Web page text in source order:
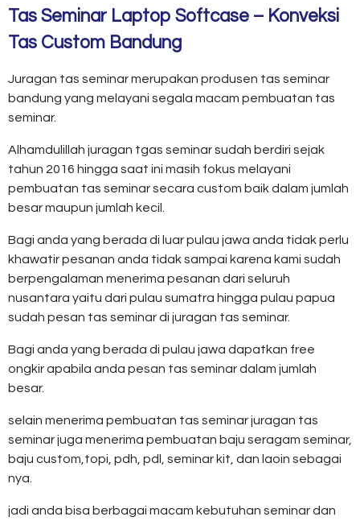
Tas Seminar Laptop Softcase – Konveksi
Tas Custom Bandung
Juragan tas seminar merupakan produsen tas seminar
bandung yang melayani segala macam pembuatan tas
seminar.
Alhamdulillah juragan tgas seminar sudah berdiri sejak
tahun 2016 hingga saat ini masih fokus melayani
pembuatan tas seminar secara custom baik dalam jumlah
besar maupun jumlah kecil.
Bagi anda yang berada di luar pulau jawa anda tidak perlu
khawatir pesanan anda tidak sampai karena kami sudah
berpengalaman menerima pesanan dari seluruh
nusantara yaitu dari pulau sumatra hingga pulau papua
sudah pesan tas seminar di juragan tas seminar.
Bagi anda yang berada di pulau jawa dapatkan free
ongkir apabila anda pesan tas seminar dalam jumlah
besar.
selain menerima pembuatan tas seminar juragan tas
seminar juga menerima pembuatan baju seragam seminar,
baju custom,topi, pdh, pdl, seminar kit, dan laoin sebagai
nya.
jadi anda bisa berbagai macam kebutuhan seminar dan